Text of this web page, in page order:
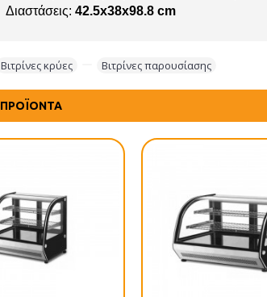
Διαστάσεις: 42.5x38x98.8 cm
Βιτρίνες κρύες Βιτρίνες παρουσίασης
ΠΡΟΪΌΝΤΑ